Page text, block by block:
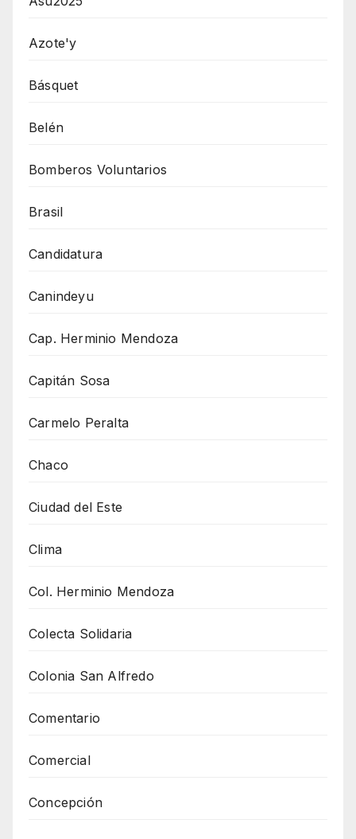
Azote'y
Básquet
Belén
Bomberos Voluntarios
Brasil
Candidatura
Canindeyu
Cap. Herminio Mendoza
Capitán Sosa
Carmelo Peralta
Chaco
Ciudad del Este
Clima
Col. Herminio Mendoza
Colecta Solidaria
Colonia San Alfredo
Comentario
Comercial
Concepción